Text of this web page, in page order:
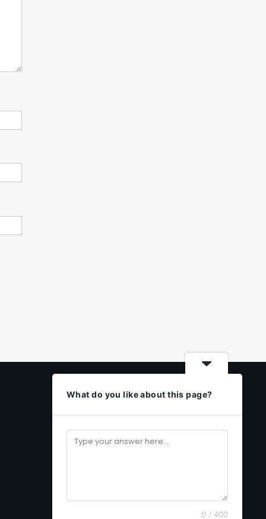
Média Social
Facebook
Twitter
instagram
What do you like about this page?
0 / 400